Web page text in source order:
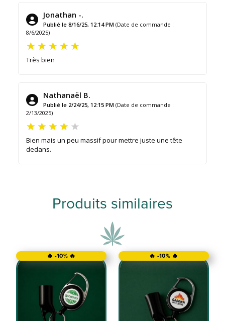
Jonathan -.
Publié le 8/16/25, 12:14 PM (Date de commande :
8/6/2025)
Très bien
Nathanaël B.
Publié le 2/24/25, 12:15 PM (Date de commande :
2/13/2025)
Bien mais un peu massif pour mettre juste une tête
dedans.
Produits similaires
🔥 -10% 🔥 🔥 -10% 🔥